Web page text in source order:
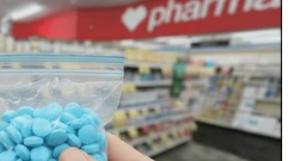
Daftar